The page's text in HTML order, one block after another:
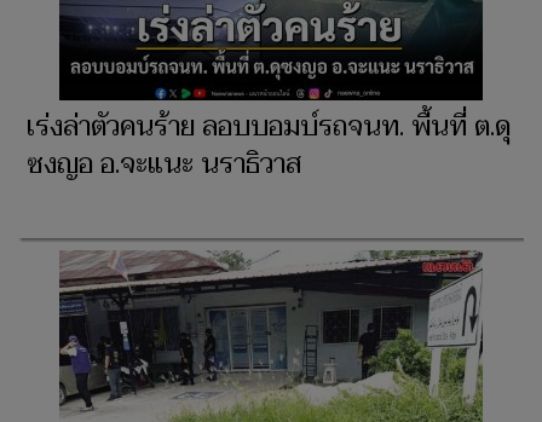
เร่งล่าตัวคนร้าย ลอบบอมบ์รถจนท. พื้นที่ ต.ดุ
ซงญอ อ.จะแนะ นราธิวาส